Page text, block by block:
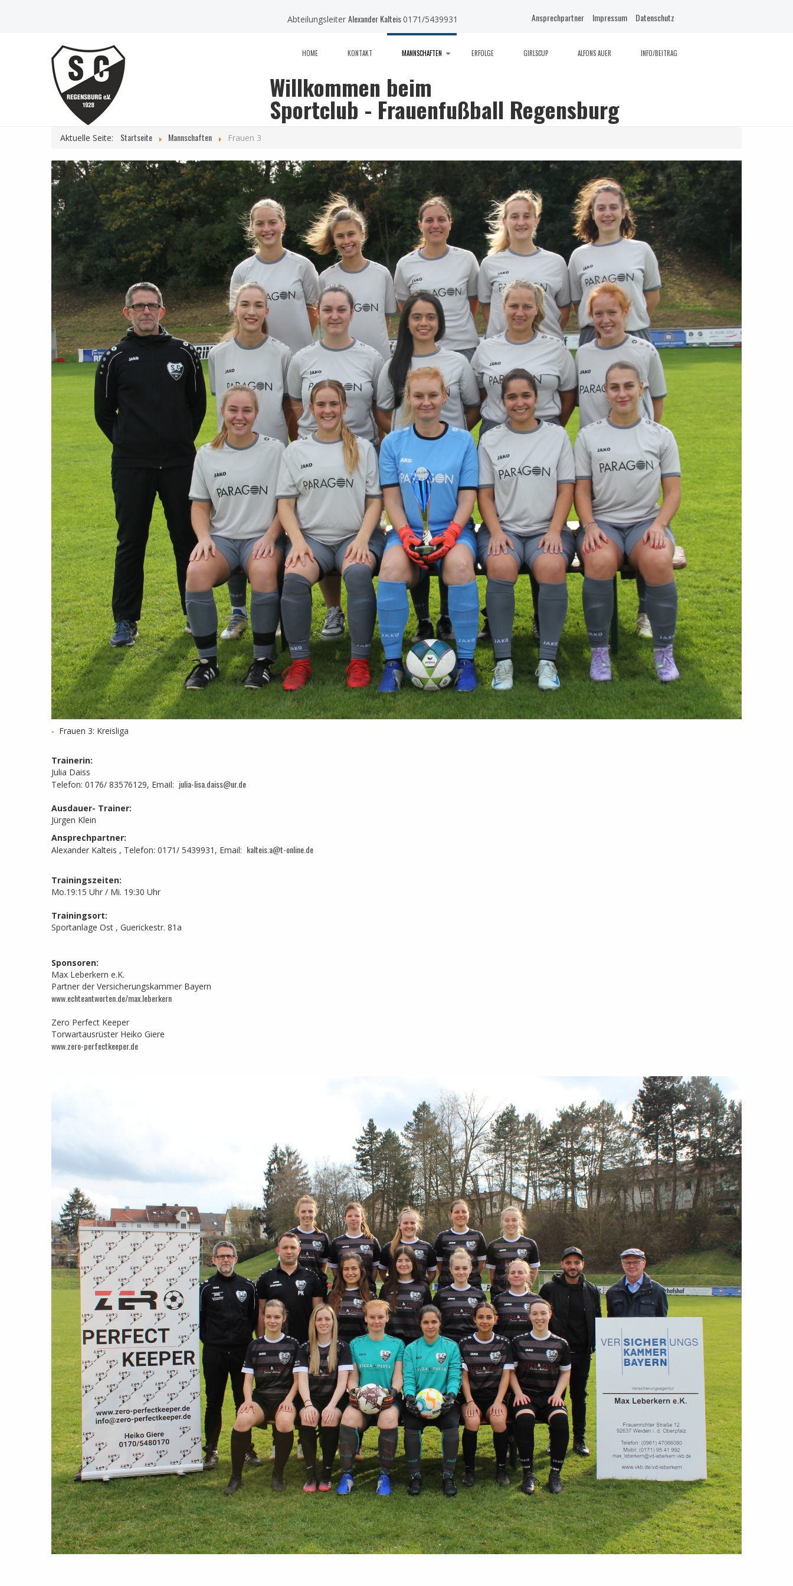
Abteilungsleiter Alexander Kalteis0171/5439931 Ansprechpartner Impressum Datenschutz
HOME KONTAKT MANNSCHAFTEN ERFOLGE GIRLSCUP ALFONS AUER INFO/BEITRAG
Willkommen beim
Sportclub - Frauenfußball Regensburg
Aktuelle Seite: Startseite Mannschaften Frauen 3
- Frauen 3: Kreisliga
Trainerin:
Julia Daiss
Telefon: 0176/ 83576129, Email: julia-lisa.daiss@ur.de
Ausdauer- Trainer:
Jürgen Klein
Ansprechpartner:
Alexander Kalteis , Telefon: 0171/ 5439931, Email: kalteis.a@t-online.de
Trainingszeiten:
Mo.19:15 Uhr / Mi. 19:30 Uhr
Trainingsort:
Sportanlage Ost , Guerickestr. 81a
Sponsoren:
Max Leberkern e.K.
Partner der Versicherungskammer Bayern
www.echteantworten.de/max.leberkern
Zero Perfect Keeper
Torwartausrüster Heiko Giere
www.zero-perfectkeeper.de